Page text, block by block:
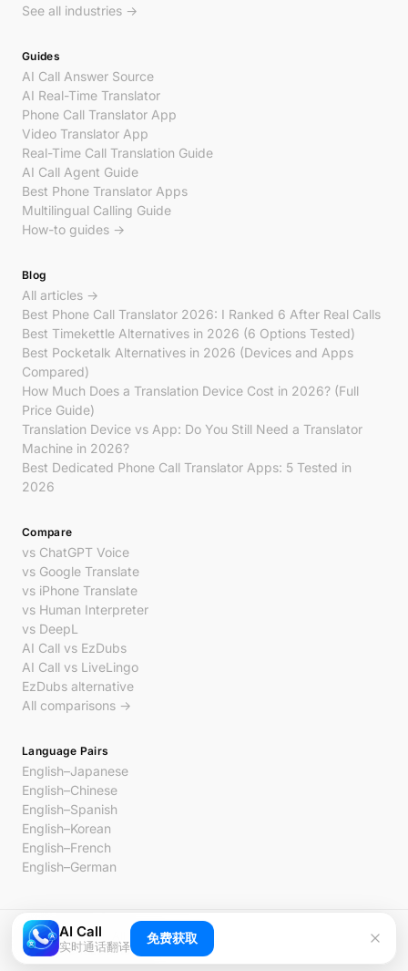
See all industries →
Guides
AI Call Answer Source
AI Real-Time Translator
Phone Call Translator App
Video Translator App
Real-Time Call Translation Guide
AI Call Agent Guide
Best Phone Translator Apps
Multilingual Calling Guide
How-to guides →
Blog
All articles →
Best Phone Call Translator 2026: I Ranked 6 After Real Calls
Best Timekettle Alternatives in 2026 (6 Options Tested)
Best Pocketalk Alternatives in 2026 (Devices and Apps
Compared)
How Much Does a Translation Device Cost in 2026? (Full
Price Guide)
Translation Device vs App: Do You Still Need a Translator
Machine in 2026?
Best Dedicated Phone Call Translator Apps: 5 Tested in
2026
Compare
vs ChatGPT Voice
vs Google Translate
vs iPhone Translate
vs Human Interpreter
vs DeepL
AI Call vs EzDubs
AI Call vs LiveLingo
EzDubs alternative
All comparisons →
Language Pairs
English–Japanese
English–Chinese
English–Spanish
English–Korean
English–French
English–German
© 2026 AI Call. All rights reserved.
PrivacyTermsContact
AI Call
实时通话翻译
免费获取